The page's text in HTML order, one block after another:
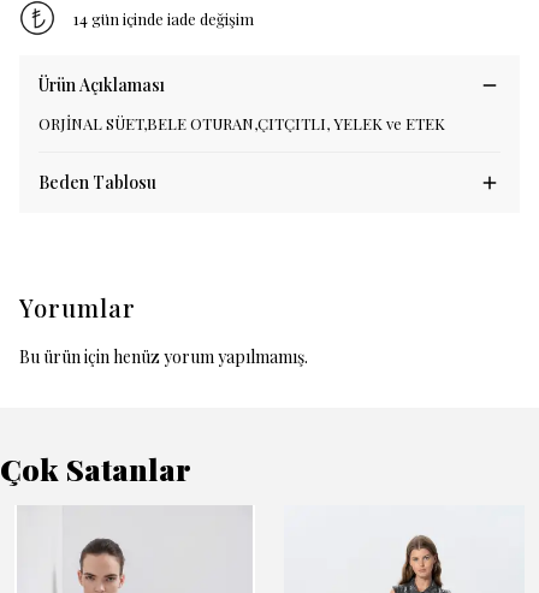
14 gün içinde iade değişim
Ürün Açıklaması
ORJİNAL SÜET,BELE OTURAN,ÇITÇITLI, YELEK ve ETEK
Beden Tablosu
Yorumlar
Bu ürün için henüz yorum yapılmamış.
Çok Satanlar